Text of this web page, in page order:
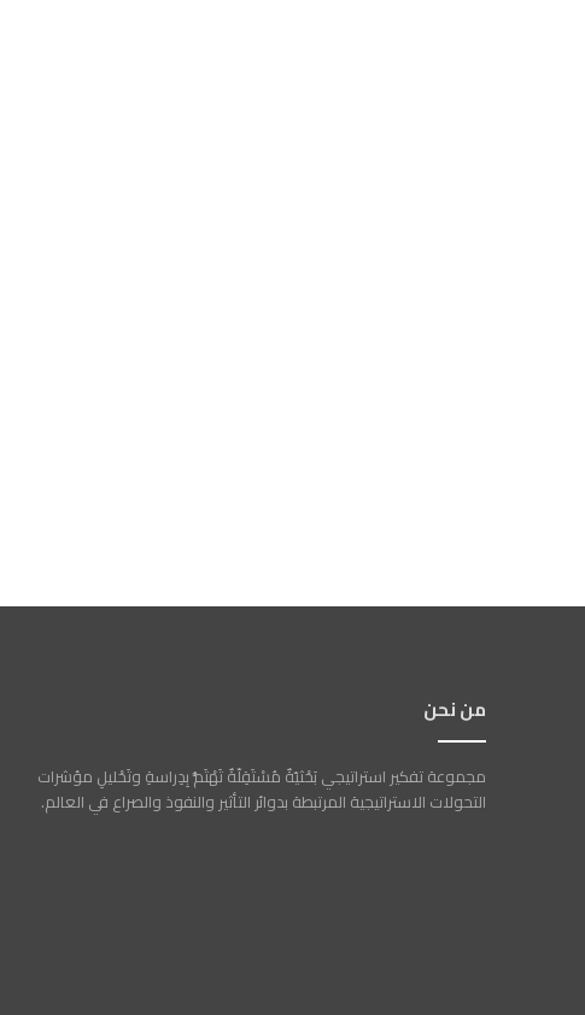
من نحن
مجموعة تفكير استراتيجي بَحْثيّةٌ مُسْتَقِلّةٌ تَهْتَمُّ بِدِراسةِ وتَحْليلِ مؤشرات
التحولات الاستراتيجية المرتبطة بدوائر التأثير والنفوذ والصراع في العالم.